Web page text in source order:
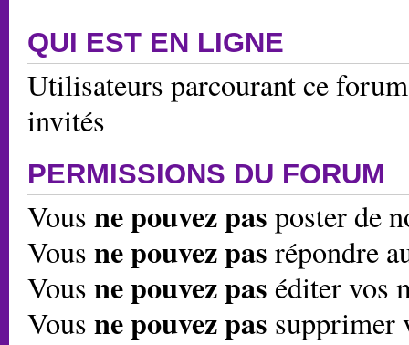
QUI EST EN LIGNE
Utilisateurs parcourant ce
invités
PERMISSIONS DU FORUM
Vous ne pouvez pas poster de
Vous ne pouvez pas répondre
Vous ne pouvez pas éditer vos
Vous ne pouvez pas supprimer